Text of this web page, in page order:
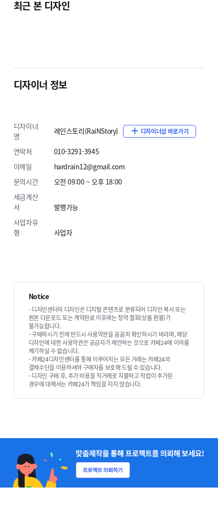
그 외 다양한 유지보수 및 기능 오류 수정
하겠습니다.
※ 긴급 작업 의뢰의 경우 추가 금액이 발생할 수
서비스 제공 절차
카카오톡 아이디 : hardrain
https://pf.kakao.com/_xnxbXxln/chat
이메일 : hardrain12@gmail.com
전화 : 010-3291-3945
2
3
최근 본 디자인
디자이너 정보
디자이너
명
레인스토리(RaiNStory) 디자이너샵 바로가기
연락처
010-3291-3945
이메일
hardrain12@gmail.com
문의시간
오전 09:00 ~ 오후 18:00
세금계산
서
발행가능
사업자유
형
사업자
Notice
- 디자인센터의 디자인은 디지털 콘텐츠로 분류되어 디자인 복사 또는
원본 다운로드 또는 계약완료 이후에는 청약 철회(상품 환불)가
불가능합니다.
- 구매하시기 전에 반드시 사용약관을 꼼꼼히 확인하시기 바라며, 해당
디자인에 대한 사용약관은 공급자가 제안하는 것으로 카페24에 이의를
제기하실 수 없습니다.
- 카페24디자인센터를 통해 이루어지는 모든 거래는 카페24의
결제수단을 이용하셔야 구매자를 보호해 드릴 수 있습니다.
- 디자인 구매 후, 추가 비용을 직거래로 지불하고 작업이 추가된
경우에 대해서는 카페24가 책임을 지지 않습니다.